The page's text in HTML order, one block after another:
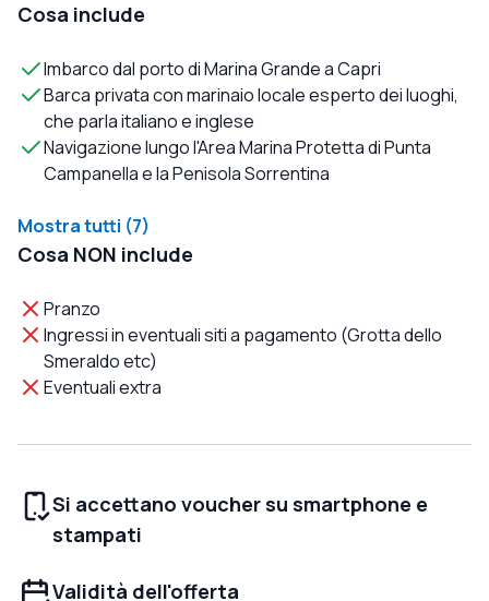
Cosa include
Imbarco dal porto di Marina Grande a Capri
Barca privata con marinaio locale esperto dei luoghi,
che parla italiano e inglese
Navigazione lungo l'Area Marina Protetta di Punta
Campanella e la Penisola Sorrentina
Mostra tutti (7)
Cosa NON include
Pranzo
Ingressi in eventuali siti a pagamento (Grotta dello
Smeraldo etc)
Eventuali extra
Si accettano voucher su smartphone e
stampati
Validità dell'offerta